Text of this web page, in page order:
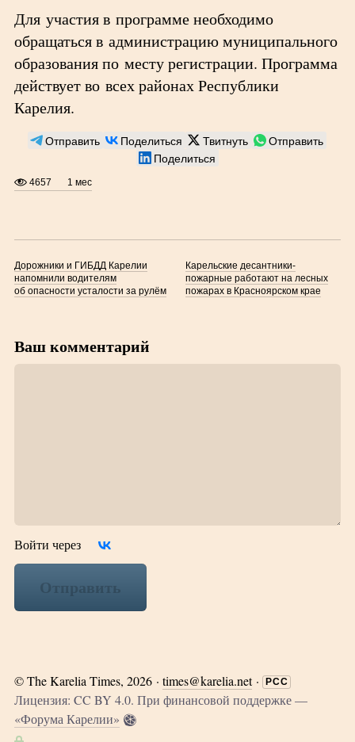
Для участия в программе необходимо
обращаться в администрацию муниципального
образования по месту регистрации. Программа
действует во всех районах Республики
Карелия.
Отправить Поделиться Твитнуть
Отправить
Поделиться
4657 1 мес
Дорожники и ГИБДД Карелии
напомнили водителям
об опасности усталости за рулём
Карельские десантники-
пожарные работают на лесных
пожарах в Красноярском крае
Ваш комментарий
Войти через
Отправить
©The Karelia Times, 2026 · times@karelia.net· РСС
Лицензия: CC BY 4.0. При финансовой поддержке —
«Форума Карелии»